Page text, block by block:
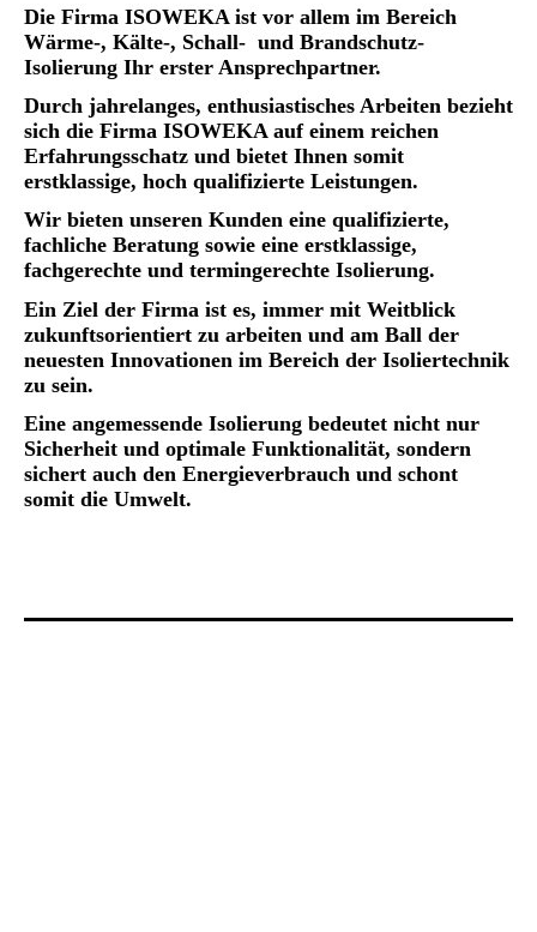
Die Firma ISOWEKA ist vor allem im Bereich
Wärme-, Kälte-, Schall- und Brandschutz-
Isolierung Ihr erster Ansprechpartner.
Durch jahrelanges, enthusiastisches Arbeiten bezieht
sich die Firma ISOWEKA auf einem reichen
Erfahrungsschatz und bietet Ihnen somit
erstklassige, hoch qualifizierte Leistungen.
Wir bieten unseren Kunden eine qualifizierte,
fachliche Beratung sowie eine erstklassige,
fachgerechte und termingerechte Isolierung.
Ein Ziel der Firma ist es, immer mit Weitblick
zukunftsorientiert zu arbeiten und am Ball der
neuesten Innovationen im Bereich der Isoliertechnik
zu sein.
Eine angemessende Isolierung bedeutet nicht nur
Sicherheit und optimale Funktionalität, sondern
sichert auch den Energieverbrauch und schont
somit die Umwelt.